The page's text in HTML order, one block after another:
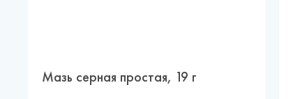
Мазь серная простая, 19 г